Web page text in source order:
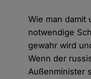
Wie man damit
notwendige
gewahr wird
Wenn der
Außenminister